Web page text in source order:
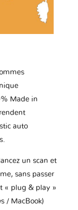
Made in
auto
un scan et
sans passer
« plug & play »
/ MacBook)